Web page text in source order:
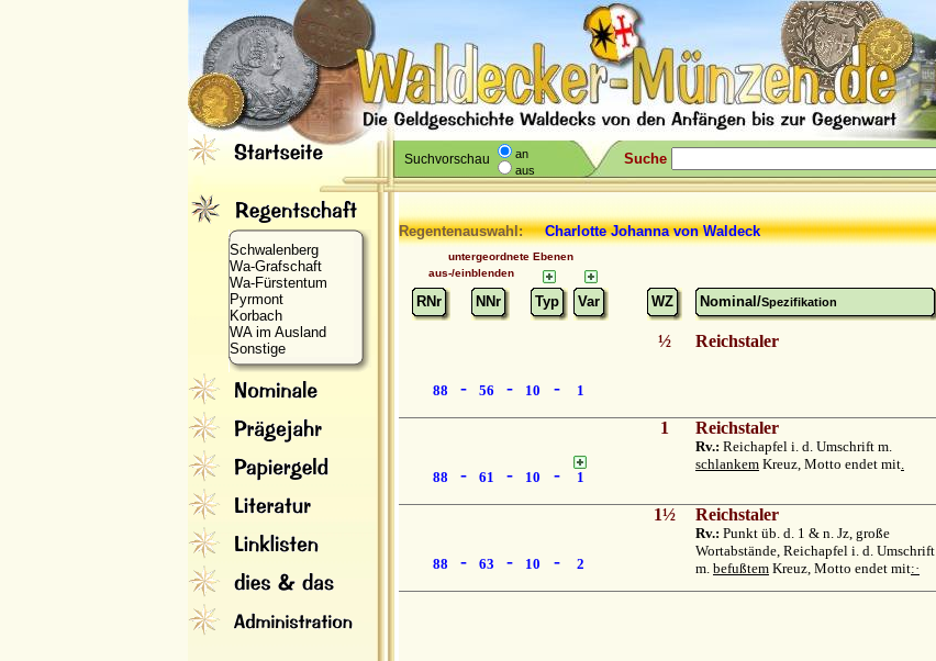
Suchvorschau
an
aus
Suche
Schwalenberg
Wa-Grafschaft
Wa-Fürstentum
Pyrmont
Korbach
WA im Ausland
Sonstige
Regentenauswahl: Charlotte Johannavon Waldeck
untergeordnete Ebenen
aus-/einblenden
RNr NNr Typ Var WZ Nominal/Spezifikation
88 - 56 - 10 - 1
½
Reichstaler
88 - 61 - 10 - 1
1 Reichstaler
Rv.: Reichapfel i. d. Umschrift m.
schlankem Kreuz, Motto endet mit.
88 - 63 - 10 - 2
1½ Reichstaler
Rv.: Punkt üb. d. 1 & n. Jz, große
Wortabstände, Reichapfel i. d. Umschrift
m. befußtem Kreuz, Motto endet mit:·